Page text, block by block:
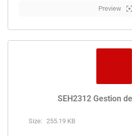
Preview
SEH2312 Gestion
Size: 255.19 KB